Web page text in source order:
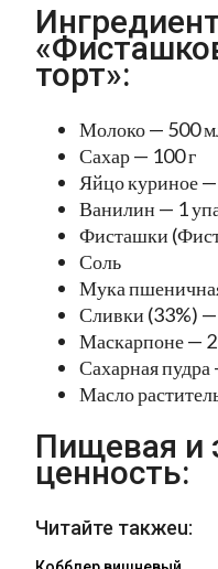
торт»:
Молоко — 500
Сахар — 100 г
Яйцо куриное
Ванилин — 1
Фисташки
Соль
Мука
Сливки (33%)
Маскарпоне —
Сахарная пудра
Масло
Пищевая и
ценность:
Читайте такжеu: